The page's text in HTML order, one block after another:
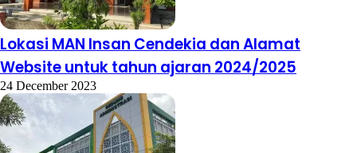
Lokasi MAN Insan Cendekia dan Alamat
Website untuk tahun ajaran 2024/2025
24 December 2023